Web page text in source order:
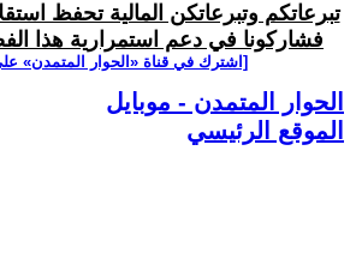
تبرعاتكم وتبرعاتكن المالية تحفظ
فشاركونا في دعم استمرارية هذا
[اشترك في قناة ‫«الحوار المتمدن»
الحوار المتمدن - موبايل
الموقع الرئيسي